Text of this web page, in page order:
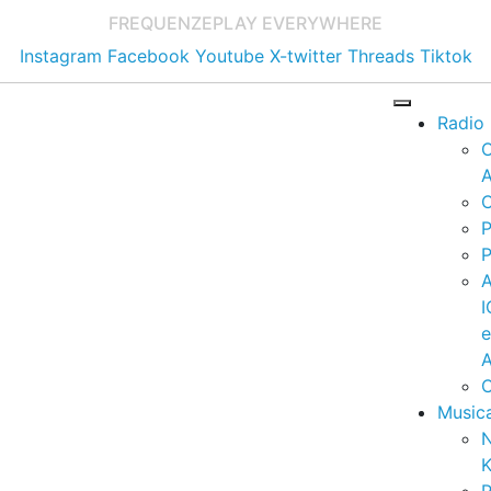
FREQUENZEPLAY EVERYWHERE
Instagram Facebook Youtube X-twitter Threads Tiktok
Radio
e